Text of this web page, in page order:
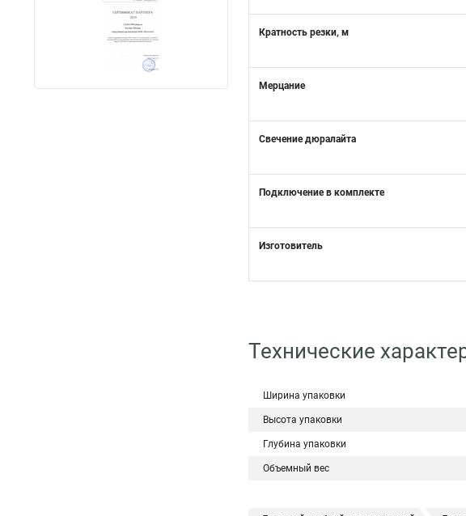
Кратность резки, м
Мерцание
Свечение дюралайта
Подключение в комплекте
Изготовитель
Технические
Ширина упаковки
Высота упаковки
Глубина упаковки
Объемный вес